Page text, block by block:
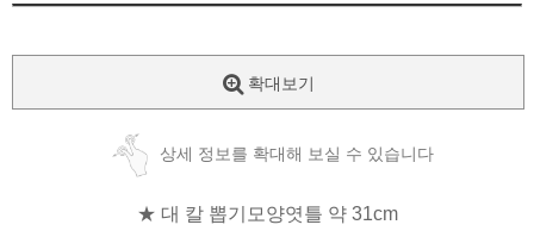
확대보기
상세 정보를 확대해 보실 수 있습니다
★ 대 칼 뽑기모양엿틀 약 31cm